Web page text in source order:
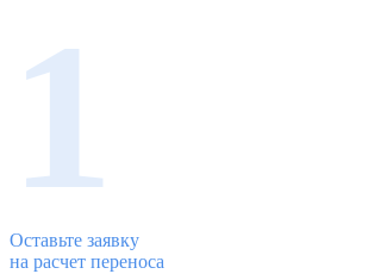
1
Оставьте заявку
на расчет переноса